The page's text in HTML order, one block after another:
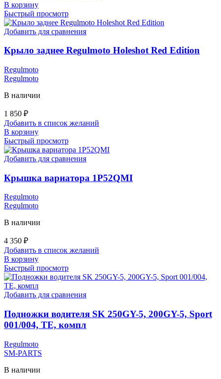
В корзину
Быстрый просмотр
Добавить для сравнения
Крыло заднее Regulmoto Holeshot Red Edition
Regulmoto
Regulmoto
В наличии
1 850 ₽
Добавить в список желаний
В корзину
Быстрый просмотр
Добавить для сравнения
Крышка вариатора 1P52QMI
Regulmoto
Regulmoto
В наличии
4 350 ₽
Добавить в список желаний
В корзину
Быстрый просмотр
Добавить для сравнения
Подножки водителя SK 250GY-5, 200GY-5, Sport
001/004, TE, компл
Regulmoto
SM-PARTS
В наличии